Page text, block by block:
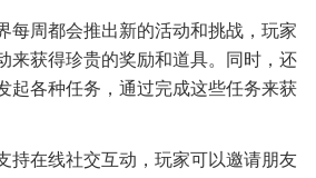
每周都会推出新的活动和挑战，玩家
来获得珍贵的奖励和道具。同时，还
起各种任务，通过完成这些任务来获
持在线社交互动，玩家可以邀请朋友